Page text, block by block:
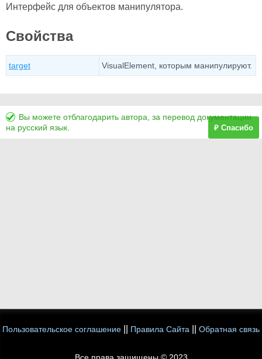
Интерфейс для объектов манипулятора.
Свойства
target VisualElement, которым манипулируют.
Вы можете отблагодарить автора, за перевод документации
на русский язык.
₽ Спасибо
Пользовательское соглашение Правила Сайта Обратная связь